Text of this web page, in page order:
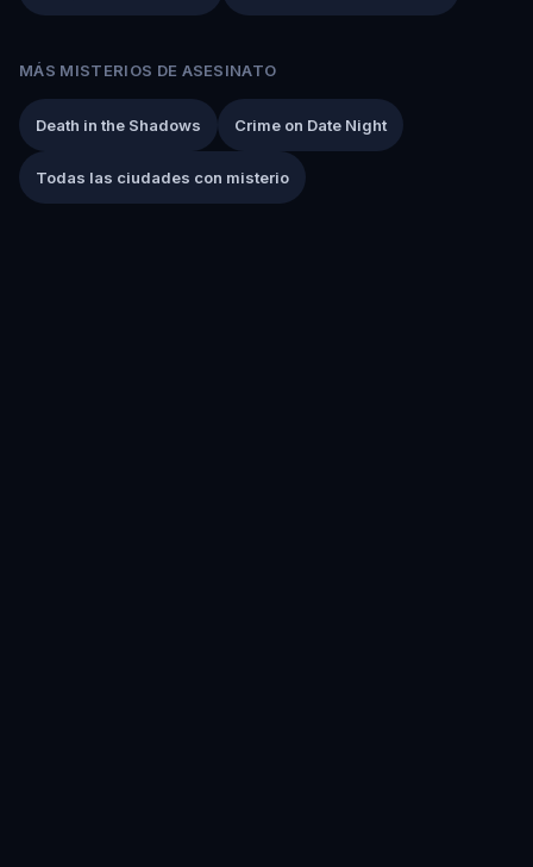
MÁS MISTERIOS DE ASESINATO
Death in the Shadows Crime on Date Night
Todas las ciudades con misterio